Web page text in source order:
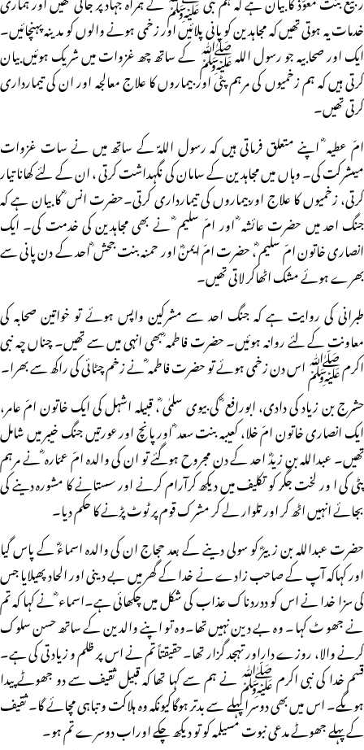
خدمات یہ ہوتی تھیں کہ مجاہدین کو پانی پلائیں اور زخمی ہونے والوں کو مدینہ پہنچائیں۔
ایک اور صحابیہ جو رسول اللہ ﷺ کے ساتھ چھ غزوات میں شریک ہوئیں بیان
کرتی ہیں کہ ہم زخمیوں کی مرہم پٹی اور بیماروں کا علاج معالجہ اور ان کی تیمارداری
کرتی تھیں۔
امّ عطیہ ؓ اپنے متعلق فرماتی ہیں کہ رسول اللہؐ کے ساتھ میں نے سات غزوات
میںشرکت کی۔ وہاں میں مجاہدین کے سامان کی نگہداشت کرتی ، ان کے لئے کھانا تیار
کرتی، زخمیوں کا علاج اوربیماروں کی تیمارداری کرتی۔حضرت انس ؓ کا بیان ہے کہ
جنگ احد میں حضرت عائشہ ؓ اور امّ سلیم ؓ نے بھی مجاہدین کی خدمت کی۔ ایک
انصاری خاتون امّ سلیم ؓ، حضرت امّ ایمنؓ اور حمنہ بنت جحش ؓ احد کے دن پانی سے
بھرے ہوئے مشک اٹھاکر لاتی تھیں۔
طبرانی کی روایت ہے کہ جنگ احد سے مشرکین واپس ہوئے تو خواتین صحابہ کی
معاونت کے لئے روانہ ہوئیں۔ حضرت فاطمہ ؓ بھی انہی میں سے تھیں۔ چناں چہ نبی
اکرم ﷺ اس دن زخمی ہوئے تو حضرت فاطمہ ؓ نے زخم چٹائی کی راکھ سے بھرا۔
حشرج بن زیاد کی دادی، ابورافع ؓ کی بیوی سلمٰی ؓ، قبیلہ اشہل کی ایک خاتون امّ عامر،
ایک انصاری خاتون امّ خلا، کعیبہ بنت سعد ؓ اور پانچ اور عورتیں جنگ خیبر میں شامل
تھیں۔ عبداللہ بن زیدؓ احد کے دن مجروح ہوگئے تو ان کی والدہ امّ عمّارہ ؓ نے مرہم
پٹی کی ا ور لخت جگر کو تکلیف میں دیکھ کرآرام کرنے اور سستانے کا مشورہ دینے کی
بجائے انہیں اٹھ کر اور تلوار لے کر مشرک قوم پر ٹوٹ پڑنے کا حکم دیا۔
حضرت عبداللہ بن زبیرؓ کو سولی دینے کے بعد حجاج ان کی والدہ اسماءؓ کے پاس گیا
اور کہاکہ آپ کے صاحب زادے نے خدا کے گھر میں بے دینی اور الحاد پھیلایا جس
کی سزا خدا نے اس کو ددردناک عذاب کی شکل میں چکھائی ہے۔اسماء ؓ نے کہا کہ تم
نے جھوٹ کہا۔ وہ بے دین نہیں تھا۔وہ تو اپنے والدین کے ساتھ حسن سلوک
کرنے والا، روزے داراور تہجد گزار تھا۔حقیقتاً تم نے اس پر ظلم و زیادتی کی ہے۔
قسم خدا کی نبی اکرم ﷺ نے ہم سے کہا تھا کہ قبیل ثقیف سے دو جھوٹے پیدا
ہوںگے۔ اس میں بھی دوسرا پہلے سے بدتر ہوگاکیونکہ وہ ہلاکت و تباہی مچائے گا۔ ثقیف
کے پہلے جھوٹے مدعی نبوت مسیلمہ کو تو دیکھ چکے اوراب دوسرے تم ہو۔